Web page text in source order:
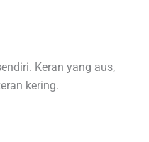
Keran yang aus,
kering.